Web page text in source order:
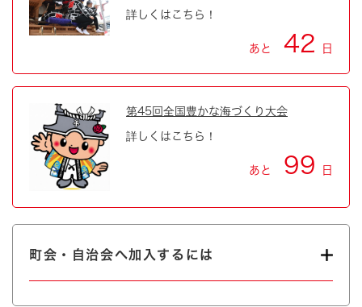
詳しくはこちら！
あと 42 日
第45回全国豊かな海づくり大会
詳しくはこちら！
あと 99 日
町会・自治会へ加入するには